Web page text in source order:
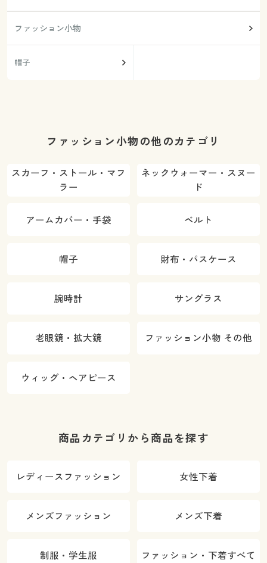
ファッション小物
帽子
ファッション小物の他のカテゴリ
スカーフ・ストール・マフ
ラー
ネックウォーマー・スヌー
ド
アームカバー・手袋 ベルト
帽子 財布・パスケース
腕時計 サングラス
老眼鏡・拡大鏡 ファッション小物 その他
ウィッグ・ヘアピース
商品カテゴリから商品を探す
レディースファッション 女性下着
メンズファッション メンズ下着
制服・学生服 ファッション・下着すべて